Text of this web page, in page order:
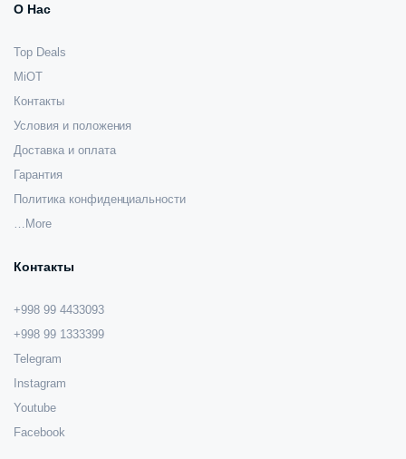
О Нас
Top Deals
MiOT
Контакты
Условия и положения
Доставка и оплата
Гарантия
Политика конфиденциальности
…More
Контакты
+998 99 4433093
+998 99 1333399
Telegram
Instagram
Youtube
Facebook